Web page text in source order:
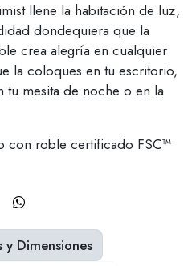
llene la habitación de luz,
dondequiera que la
crea alegría en cualquier
la coloques en tu escritorio,
mesita de noche o en la
con roble certificado FSC™
y Dimensiones